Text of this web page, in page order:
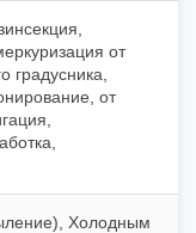
от
градусника,
от
Холодным